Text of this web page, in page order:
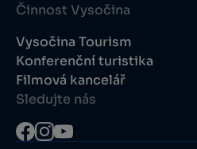
Činnost Vysočina
Vysočina Tourism
Konferenční turistika
Filmová kancelář
Sledujte nás